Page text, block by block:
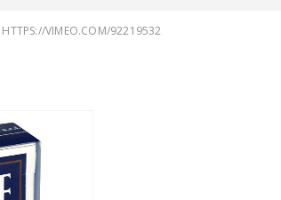
HTTPS://VIMEO.COM/92219532